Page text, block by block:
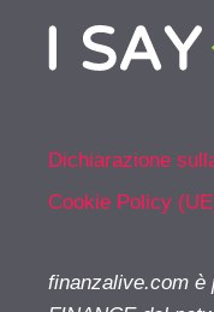
Dichiarazione
Cookie Policy
finanzalive.com è